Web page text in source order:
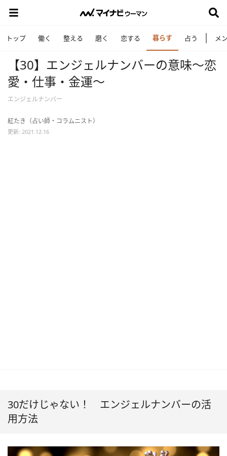
トップ 働く 整える 磨く 恋する 暮らす 占う メ
【30】エンジェルナンバーの意味～恋
愛・仕事・金運～
エンジェルナンバー
紅たき（占い師・コラムニスト）
更新: 2021.12.16
30だけじゃない！ エンジェルナンバーの活
用方法